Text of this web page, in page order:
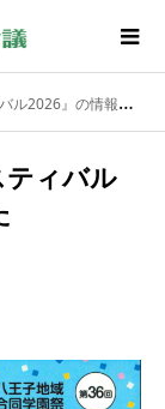
の情報を公開しました
ティバル